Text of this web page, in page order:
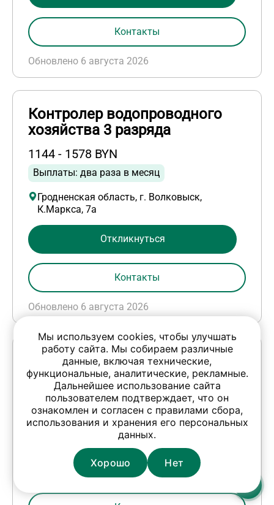
Обновлено 6 августа 2026
Контакты
Контролер водопроводного
хозяйства 3 разряда
1144 - 1578 BYN
Выплаты: два раза в месяц
Гродненская область, г. Волковыск,
К.Маркса, 7а
Обновлено 6 августа 2026
Откликнуться
Контакты
Мастер (тепловое хозяйство)
2000 - 2700 BYN
Выплаты: два раза в месяц
Гродненская область, г. Волковыск,
Откликнуться
Мы используем cookies, чтобы улучшать
работу сайта. Мы собираем различные
данные, включая технические,
функциональные, аналитические, рекламные.
Дальнейшее использование сайта
пользователем подтверждает, что он
ознакомлен и согласен с правилами сбора,
использования и хранения его персональных
данных.
Хорошо Нет